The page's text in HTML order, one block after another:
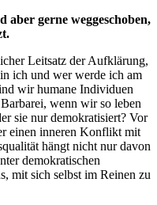
gerne weggeschoben,
Leitsatz der Aufklärung,
ich und wer werde ich am
wir humane Individuen
wenn wir so leben
sie nur demokratisiert? Vor
einen inneren Konflikt mit
hängt nicht nur davon
demokratischen
mit sich selbst im Reinen zu